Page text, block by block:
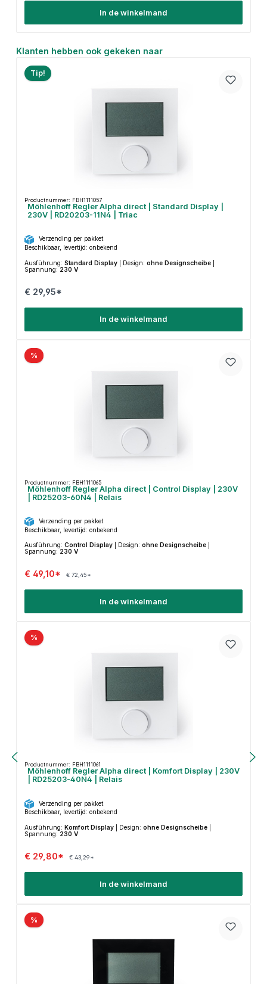
In de winkelmand
Productgalerij overslaan
Klanten hebben ook gekeken naar
Tip!
Productnummer: FBH1111057
Möhlenhoff Regler Alpha direct | Standard Display |
230V | RD20203-11N4 | Triac
Verzending per pakket
Beschikbaar, levertijd: onbekend
Ausführung: Standard Display Design: ohne Designscheibe
Spannung: 230 V
€ 29,95*
In de winkelmand
%
Productnummer: FBH1111065
Möhlenhoff Regler Alpha direct | Control Display | 230V
| RD25203-60N4 | Relais
Verzending per pakket
Beschikbaar, levertijd: onbekend
Ausführung: Control Display Design: ohne Designscheibe
Spannung: 230 V
€ 49,10* € 72,45*
In de winkelmand
%
Productnummer: FBH1111061
Möhlenhoff Regler Alpha direct | Komfort Display | 230V
| RD25203-40N4 | Relais
Verzending per pakket
Beschikbaar, levertijd: onbekend
Ausführung: Komfort Display Design: ohne Designscheibe
Spannung: 230 V
€ 29,80* € 43,29*
In de winkelmand
%